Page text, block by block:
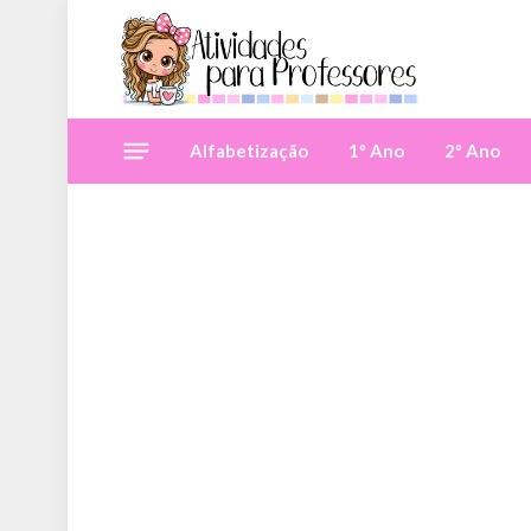
Alfabetização 1º Ano 2º Ano